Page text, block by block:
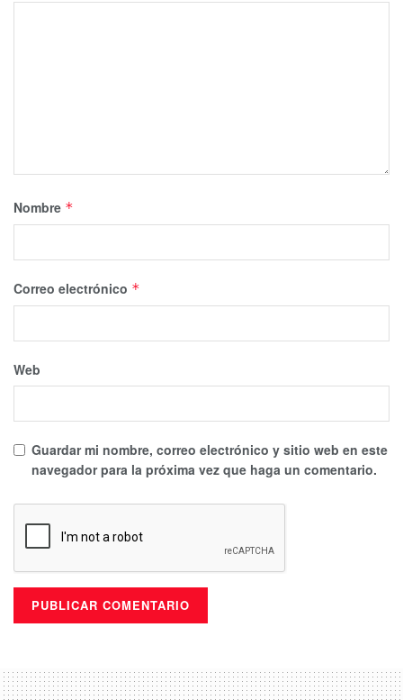
Nombre *
Correo electrónico *
Web
Guardar mi nombre, correo electrónico y sitio web en este
navegador para la próxima vez que haga un comentario.